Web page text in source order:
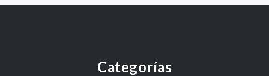
Categorías